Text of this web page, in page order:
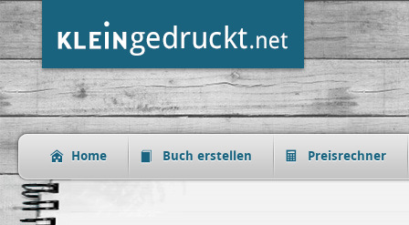
Home Buch erstellen Preisrechner